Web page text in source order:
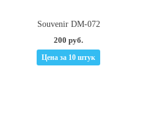
Souvenir DM-072
200 руб.
Цена за 10 штук